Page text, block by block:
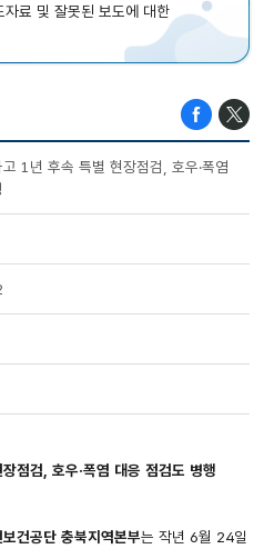
자료 및 잘못된 보도에 대한
1년 후속 특별 현장점검, 호우·폭염
점검, 호우·폭염 대응 점검도 병행
건공단 충북지역본부는 작년 6월 24일